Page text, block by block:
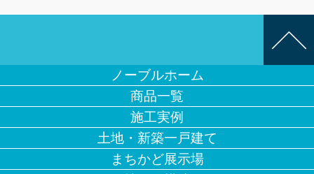
ノーブルホーム
商品一覧
施工実例
土地・新築一戸建て
まちかど展示場